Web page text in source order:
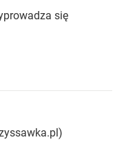
się